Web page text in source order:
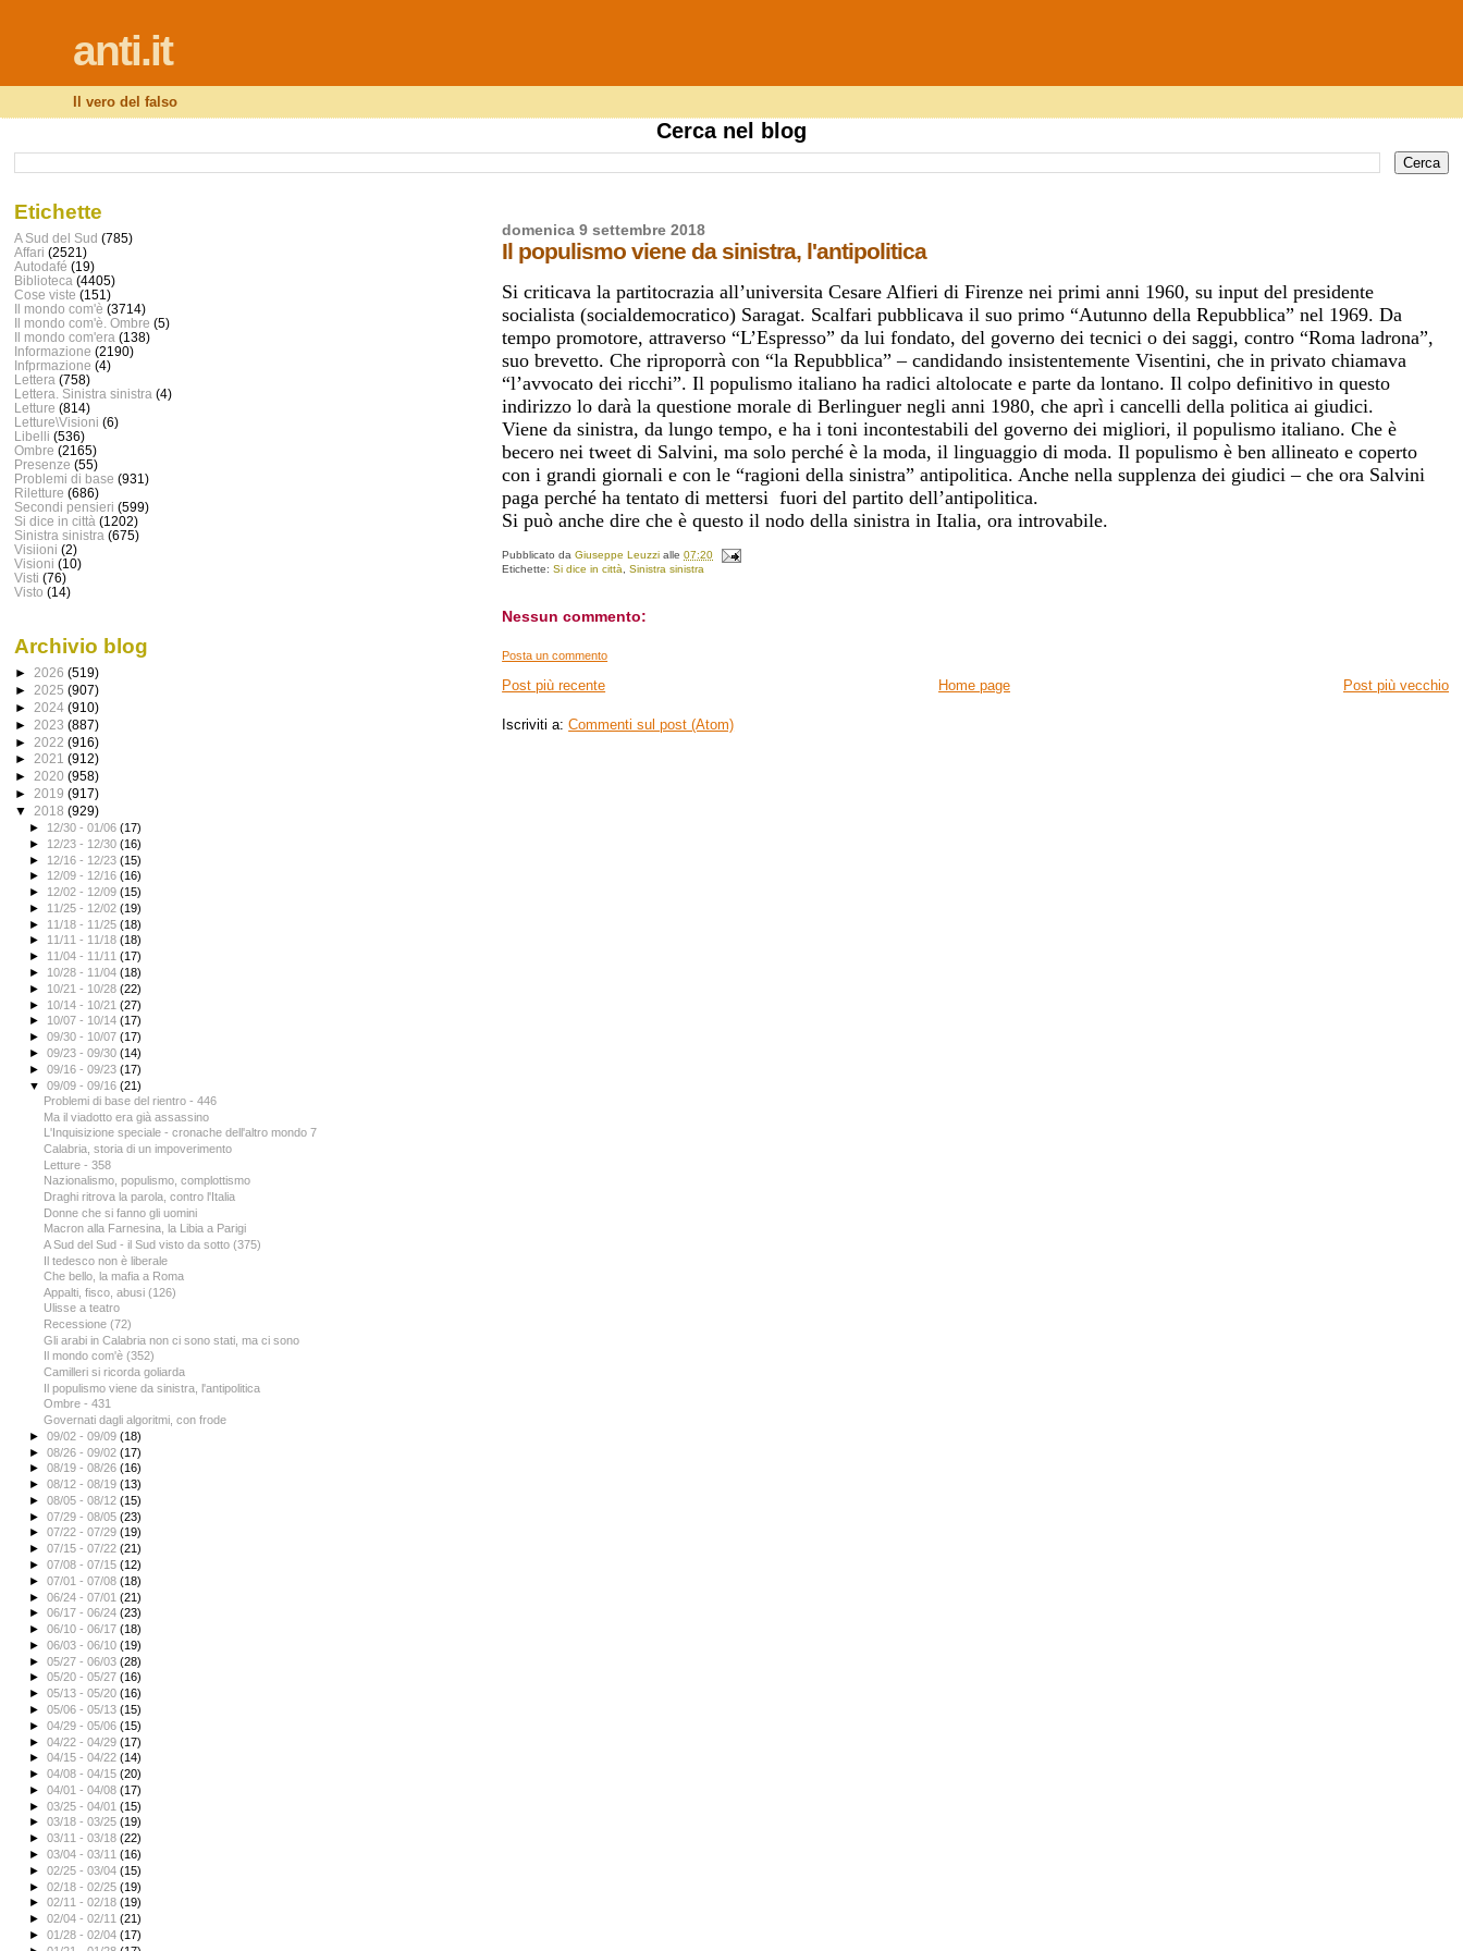
anti.it
Il vero del falso
Cerca nel blog
domenica 9 settembre 2018
Il populismo viene da sinistra, l'antipolitica
Si criticava la partitocrazia all’universita Cesare Alfieri di Firenze nei primi anni 1960, su input del presidente
socialista (socialdemocratico) Saragat. Scalfari pubblicava il suo primo “Autunno della Repubblica” nel 1969. Da
tempo promotore, attraverso “L’Espresso” da lui fondato, del governo dei tecnici o dei saggi, contro “Roma ladrona”,
suo brevetto. Che riproporrà con “la Repubblica” – candidando insistentemente Visentini, che in privato chiamava
“l’avvocato dei ricchi”. Il populismo italiano ha radici altolocate e parte da lontano. Il colpo definitivo in questo
indirizzo lo darà la questione morale di Berlinguer negli anni 1980, che aprì i cancelli della politica ai giudici.
Viene da sinistra, da lungo tempo, e ha i toni incontestabili del governo dei migliori, il populismo italiano. Che è
becero nei tweet di Salvini, ma solo perché è la moda, il linguaggio di moda. Il populismo è ben allineato e coperto
con i grandi giornali e con le “ragioni della sinistra” antipolitica. Anche nella supplenza dei giudici – che ora Salvini
paga perché ha tentato di mettersi fuori del partito dell’antipolitica.
Si può anche dire che è questo il nodo della sinistra in Italia, ora introvabile.
Pubblicato daGiuseppe Leuzzi alle07:20
Etichette:Si dice in città ,Sinistra sinistra
Nessun commento:
Posta un commento
Post più recente Post più vecchio
Home page
Iscriviti a:Commenti sul post (Atom)
Etichette
A Sud del Sud (785)
Affari (2521)
Autodafé (19)
Biblioteca (4405)
Cose viste (151)
Il mondo com'è (3714)
Il mondo com'è. Ombre (5)
Il mondo com'era (138)
Informazione (2190)
Infprmazione (4)
Lettera (758)
Lettera. Sinistra sinistra (4)
Letture (814)
Letture\Visioni (6)
Libelli (536)
Ombre (2165)
Presenze (55)
Problemi di base (931)
Riletture (686)
Secondi pensieri (599)
Si dice in città (1202)
Sinistra sinistra (675)
Visiioni (2)
Visioni (10)
Visti (76)
Visto (14)
Archivio blog
► 2026 (519)
► 2025 (907)
► 2024 (910)
► 2023 (887)
► 2022 (916)
► 2021 (912)
► 2020 (958)
► 2019 (917)
▼ 2018 (929)
► 12/30 - 01/06(17)
► 12/23 - 12/30(16)
► 12/16 - 12/23(15)
► 12/09 - 12/16(16)
► 12/02 - 12/09(15)
► 11/25 - 12/02(19)
► 11/18 - 11/25(18)
► 11/11 - 11/18(18)
► 11/04 - 11/11(17)
► 10/28 - 11/04(18)
► 10/21 - 10/28(22)
► 10/14 - 10/21(27)
► 10/07 - 10/14(17)
►09/30 - 10/07(17)
►09/23 - 09/30(14)
►09/16 - 09/23(17)
▼09/09 - 09/16(21)
Problemi di base del rientro - 446
Ma il viadotto era già assassino
L'Inquisizione speciale - cronache dell'altro mondo 7
Calabria, storia di un impoverimento
Letture - 358
Nazionalismo, populismo, complottismo
Draghi ritrova la parola, contro l'Italia
Donne che si fanno gli uomini
Macron alla Farnesina, la Libia a Parigi
A Sud del Sud - il Sud visto da sotto (375)
Il tedesco non è liberale
Che bello, la mafia a Roma
Appalti, fisco, abusi (126)
Ulisse a teatro
Recessione (72)
Gli arabi in Calabria non ci sono stati, ma ci sono
Il mondo com'è (352)
Camilleri si ricorda goliarda
Il populismo viene da sinistra, l'antipolitica
Ombre - 431
Governati dagli algoritmi, con frode
►09/02 - 09/09(18)
►08/26 - 09/02(17)
►08/19 - 08/26(16)
►08/12 - 08/19(13)
►08/05 - 08/12(15)
►07/29 - 08/05(23)
►07/22 - 07/29(19)
►07/15 - 07/22(21)
►07/08 - 07/15(12)
►07/01 - 07/08(18)
►06/24 - 07/01(21)
►06/17 - 06/24(23)
►06/10 - 06/17(18)
►06/03 - 06/10(19)
►05/27 - 06/03(28)
►05/20 - 05/27(16)
►05/13 - 05/20(16)
►05/06 - 05/13(15)
►04/29 - 05/06(15)
►04/22 - 04/29(17)
►04/15 - 04/22(14)
►04/08 - 04/15(20)
►04/01 - 04/08(17)
►03/25 - 04/01(15)
►03/18 - 03/25(19)
►03/11 - 03/18(22)
►03/04 - 03/11(16)
►02/25 - 03/04(15)
►02/18 - 02/25(19)
►02/11 - 02/18(19)
►02/04 - 02/11(21)
►01/28 - 02/04(17)